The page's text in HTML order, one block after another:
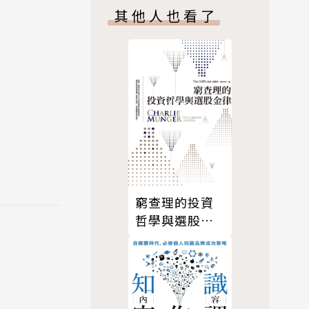
of Par
工作
紐約時
天鵝語
）更是
炙手可
工程傑
法全盤
其他人也看了
窮查理的投資
哲學與選股金
律